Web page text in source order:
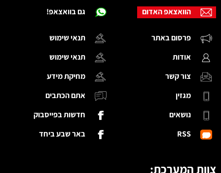
גם בוואצאפ!
תנאי שימוש
תנאי שימוש
מחיקת מידע
אתם הכתבים
חדשות בפייסבוק
באר שבע ביחד
הוואצאפ האדום
פרסום באתר
אודות
צור קשר
מגזין
נושאים
RSS
צוות המערכת: